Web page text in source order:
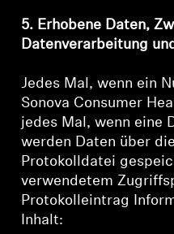
5. Erhobene Daten,
Datenverarbeitung
Jedes Mal, wenn ein
Sonova Consumer
jedes Mal, wenn eine
werden Daten über
Protokolldatei
verwendetem
Protokolleintrag
Inhalt: